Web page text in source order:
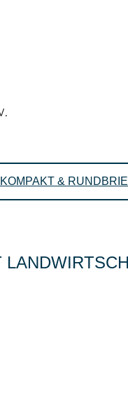
KOMPAKT &